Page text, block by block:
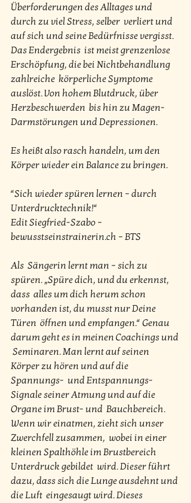
Überforderungen des Alltages und
durch zu viel Stress, selber  verliert und
auf sich und seine Bedürfnisse vergisst.
Das Endergebnis  ist meist grenzenlose
Erschöpfung, die bei Nichtbehandlung
zahlreiche  körperliche Symptome
auslöst. Von hohem Blutdruck, über
Herzbeschwerden  bis hin zu Magen-
Darmstörungen und Depressionen.
Es heißt also rasch handeln, um den
Körper wieder ein Balance zu bringen.
“Sich wieder spüren lernen – durch
Unterdrucktechnik!“
Edit Siegfried-Szabo –
bewusstseinstrainerin.ch – BTS
Als  Sängerin lernt man – sich zu
spüren. „Spüre dich, und du erkennst,
dass  alles um dich herum schon
vorhanden ist, du musst nur Deine
Türen  öffnen und empfangen.“ Genau
darum geht es in meinen Coachings und
Seminaren. Man lernt auf seinen
Körper zu hören und auf die
Spannungs-  und Entspannungs-
Signale seiner Atmung und auf die
Organe im Brust- und  Bauchbereich.
Wenn wir einatmen, zieht sich unser
Zwerchfell zusammen,  wobei in einer
kleinen Spalthöhle im Brustbereich
Unterdruck gebildet  wird. Dieser führt
dazu, dass sich die Lunge ausdehnt und
die Luft  eingesaugt wird. Dieses